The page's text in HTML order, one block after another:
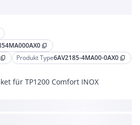
content_copy
content_copy Produkt Type6AV2185-4MA00-0AX0 content_copy
für TP1200 Comfort INOX